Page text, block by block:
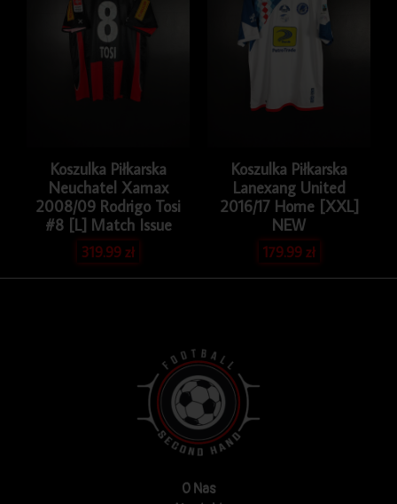
Koszulka Piłkarska
Neuchatel Xamax
2008/09 Rodrigo Tosi
#8 [L] Match Issue
319.99zł
Koszulka Piłkarska
Lanexang United
2016/17 Home [XXL]
NEW
179.99zł
O Nas